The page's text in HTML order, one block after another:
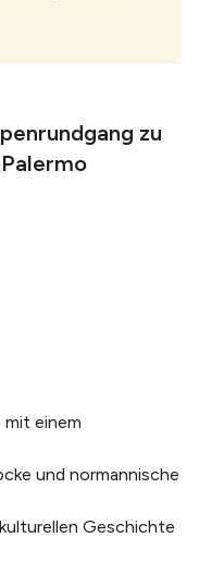
zu
mit einem
und normannische
Geschichte